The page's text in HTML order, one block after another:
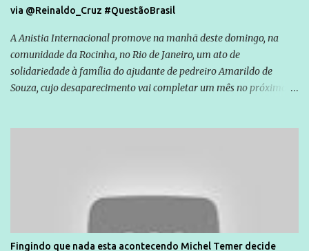
via @Reinaldo_Cruz #QuestãoBrasil
A Anistia Internacional promove na manhã deste domingo, na
comunidade da Rocinha, no Rio de Janeiro, um ato de
solidariedade à família do ajudante de pedreiro Amarildo de
Souza, cujo desaparecimento vai completar um mês no próximo
são vítimas de violência, estão em situação de risco ou têm seus
direitos violados. Leia mais: Anistia Internacional cobra do Brasil
solução do caso Amarildo - Terra Brasil
Fingindo que nada esta acontecendo Michel Temer decide